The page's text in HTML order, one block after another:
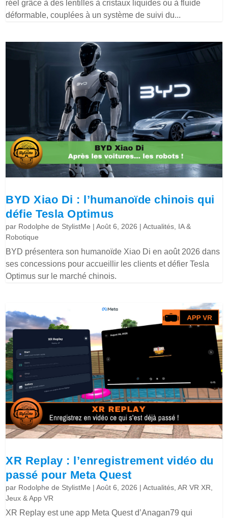
réel grâce à des lentilles à cristaux liquides ou à fluide
déformable, couplées à un système de suivi du...
BYD Xiao Di : l’humanoïde chinois qui
défie Tesla Optimus
par Rodolphe de StylistMe |Août 6, 2026 |Actualités, IA &
Robotique
BYD présentera son humanoïde Xiao Di en août 2026 dans
ses concessions pour accueillir les clients et défier Tesla
Optimus sur le marché chinois.
XR Replay : l’enregistrement vidéo du
passé pour Meta Quest
par Rodolphe de StylistMe |Août 6, 2026 |Actualités,AR VR XR,
Jeux & App VR
XR Replay est une app Meta Quest d’Anagan79 qui